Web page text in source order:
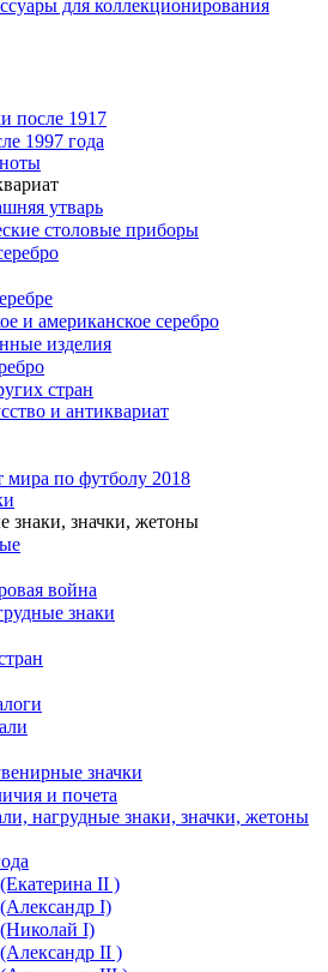
для коллекционирования
после 1917
1997 года
утварь
столовые приборы
и американское серебро
изделия
стран
и антиквариат
мира по футболу 2018
знаки, значки, жетоны
война
знаки
значки
и почета
нагрудные знаки, значки, жетоны
II )
I)
I)
II )